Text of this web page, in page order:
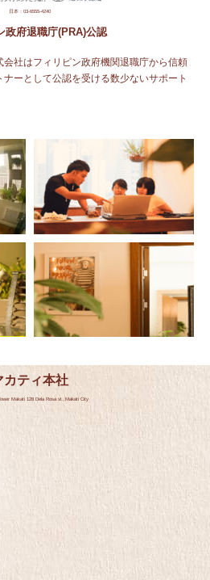
日本：03-6555-4240
政府退職庁(PRA)公認
会社はフィリピン政府機関退職庁から信頼
ナーとして公認を受ける数少ないサポート
カティ本社
Makati 128 Dela Rosa st.,Makati City